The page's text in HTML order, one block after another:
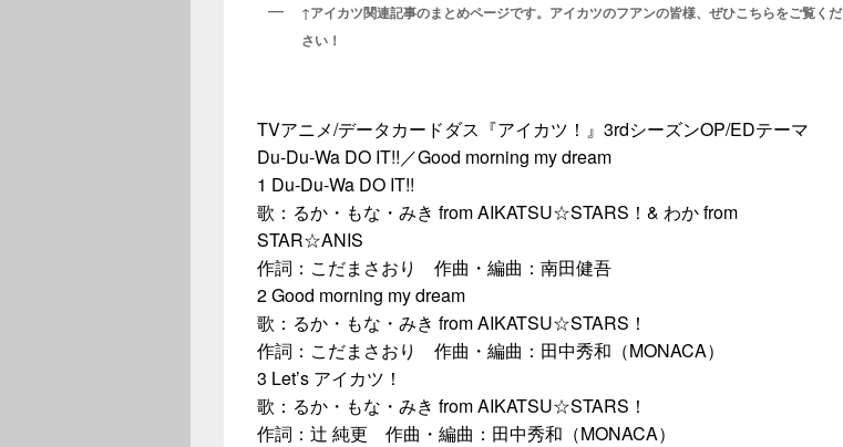
↑アイカツ関連記事のまとめページです。アイカツのフアンの皆様、ぜひこちらをご覧くだ
さい！
TVアニメ/データカードダス『アイカツ！』3rdシーズンOP/EDテーマ
Du-Du-Wa DO IT!!／Good morning my dream
1 Du-Du-Wa DO IT!!
歌：るか・もな・みき from AIKATSU☆STARS！& わか from
STAR☆ANIS
作詞：こだまさおり 作曲・編曲：南田健吾
2 Good morning my dream
歌：るか・もな・みき from AIKATSU☆STARS！
作詞：こだまさおり 作曲・編曲：田中秀和（MONACA）
3 Let’s アイカツ！
歌：るか・もな・みき from AIKATSU☆STARS！
作詞：辻 純更 作曲・編曲：田中秀和（MONACA）